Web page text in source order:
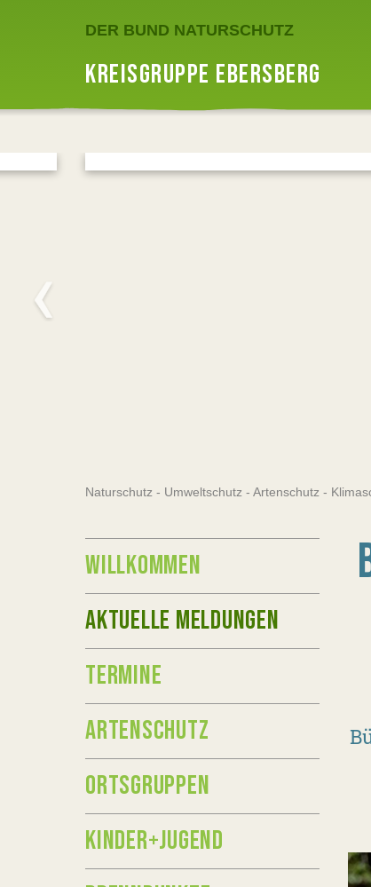
DER BUND NATURSCHUTZ
KREISGRUPPE EBERSBERG
Naturschutz - Umweltschutz - Artenschutz -
WILLKOMMEN
AKTUELLE MELDUNGEN
TERMINE
ARTENSCHUTZ
ORTSGRUPPEN
KINDER+JUGEND